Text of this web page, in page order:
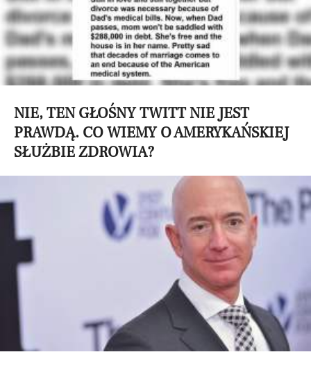
NIE, TEN GŁOŚNY TWITT NIE JEST
PRAWDĄ. CO WIEMY O AMERYKAŃSKIEJ
SŁUŻBIE ZDROWIA?